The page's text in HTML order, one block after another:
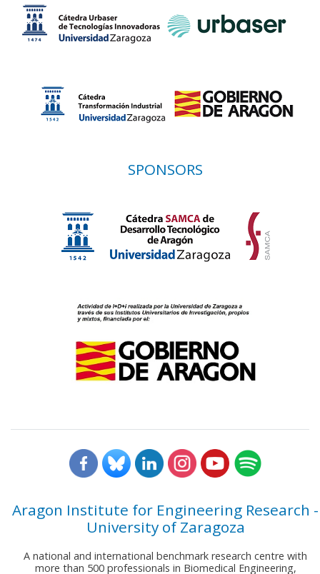
SPONSORS
Aragon Institute for Engineering Research -
University of Zaragoza
A national and international benchmark research centre with
more than 500 professionals in Biomedical Engineering,